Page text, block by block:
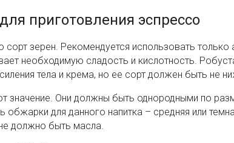
приготовления эспрессо
сорт зерен. Рекомендуется использовать
необходимую сладость и кислотность.
тела и крема, но ее сорт должен быть не
значение. Они должны быть однородными по
обжарки для данного напитка – средняя или
должно быть масла.